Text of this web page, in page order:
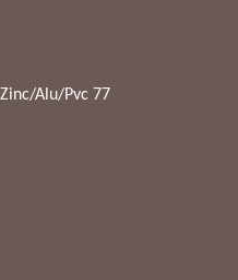
Alu/Pvc 77